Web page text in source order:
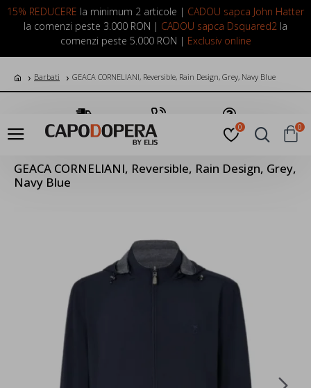
15% REDUCERE la minimum 2 articole | CADOU sapca John Hatter
la comenzi peste 3.000 RON | CADOU sapca Dsquared2 la
comenzi peste 5.000 RON | Exclusiv online
LOGIN INREGISTRARE
0 0
Barbati GEACA CORNELIANI, Reversible, Rain Design, Grey, Navy Blue
Transport Gratuit Suna Acum Pune o Intrebare
GEACA CORNELIANI, Reversible, Rain Design, Grey,
Navy Blue